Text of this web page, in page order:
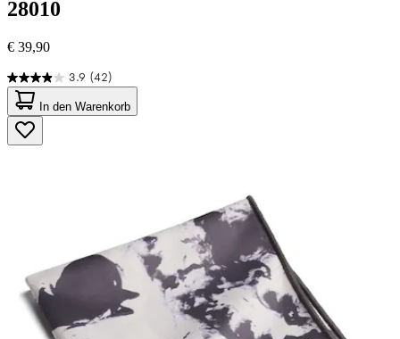
28010
€ 39,90
3.9 (42)
3.9
von
5
Sternen.
42
In den Warenkorb